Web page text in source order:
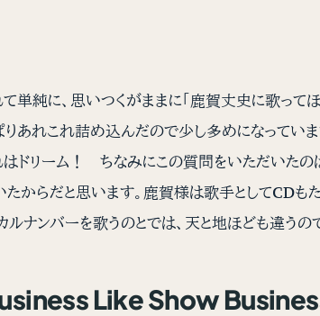
単純に、思いつくがままに「鹿賀丈史に歌って
りあれこれ詰め込んだので少し多めになって
ーム！ ちなみにこの質問をいただいたのは
からだと思います。鹿賀様は歌手としてCDも
ルナンバーを歌うのとでは、天と地ほども違う
Like Show